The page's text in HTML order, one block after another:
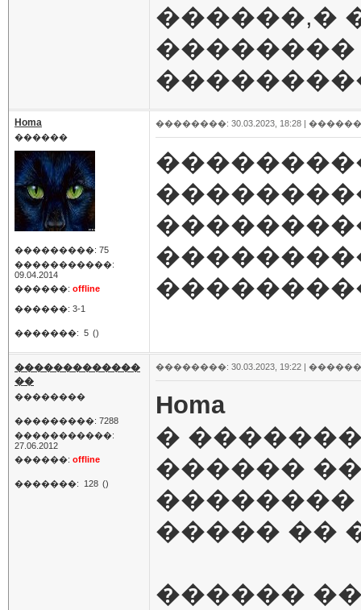
������,�
��������
Homa
������
���������: 75
�����������:
09.04.2014
������: offline
������: 3-1
�������: 5 ()
��������: 30.03.2023, 18:28 |
�������������
��
��������
���������: 7288
�����������:
27.06.2012
������: offline
�������: 128 ()
��������: 30.03.2023, 19:22 |
Homa
�
������
����� ��
������